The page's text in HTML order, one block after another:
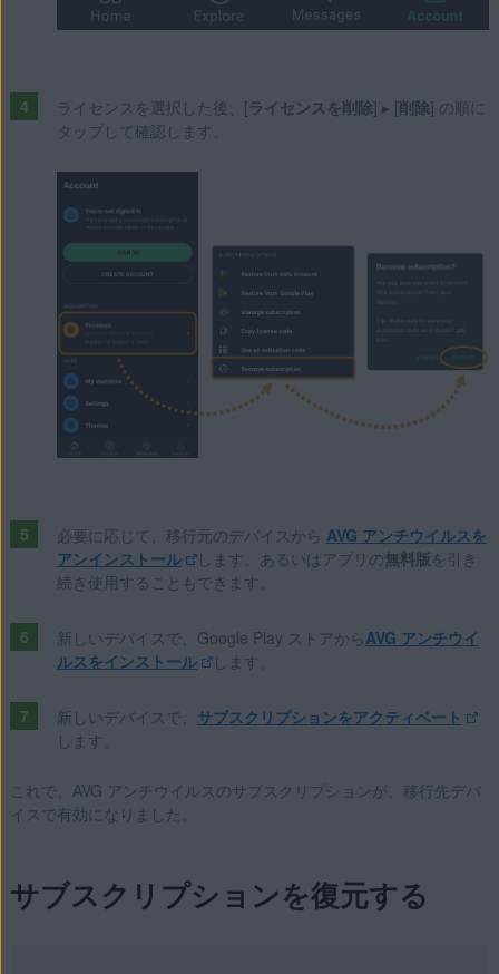
ライセンスを選択した後、[ライセンスを削除] ▸ [削除] の順に
タップして確認します。
必要に応じて、移行元のデバイスから AVG アンチウイルスを
アンインストール
します。あるいはアプリの無料版を引き
続き使用することもできます。
新しいデバイスで、Google Play ストアから AVG アンチウイ
ルスをインストール
します。
新しいデバイスで、 サブスクリプションをアクティベート
します。
これで、AVG アンチウイルスのサブスクリプションが、移行先デバ
イスで有効になりました。
サブスクリプションを復元する